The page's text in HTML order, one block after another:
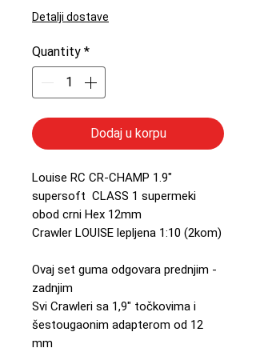
Detalji dostave
Quantity *
Dodaj u korpu
Louise RC CR-CHAMP 1.9"
supersoft CLASS 1 supermeki
obod crni Hex 12mm
Crawler LOUISE lepljena 1:10 (2kom)
Ovaj set guma odgovara prednjim -
zadnjim
Svi Crawleri sa 1,9" točkovima i
šestougaonim adapterom od 12
mm